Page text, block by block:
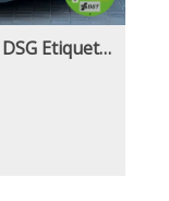
Volkswagen Passat 2.0Tdi 150Cv DSG Etiqueta C